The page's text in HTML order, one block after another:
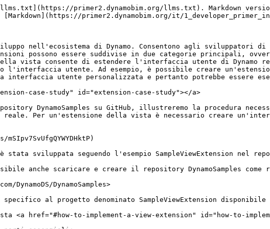
`SampleViewExtension`.

![Creare una nuova libreria di classi.](/files/jNQZ1iPhMJzdfEBzlXPe)

![Configurazione di un nuovo progetto](/files/HrMNK7N728xPGYFjnA3S)

> 1. Creare un nuovo progetto selezionando `File > New > Project`.
> 2. Selezionare `Class Library`.
> 3. Assegnare al progetto il nome `SampleViewExtension`.
> 4. Selezionare `Ok`.

In questo progetto, avremo bisogno di due classi. Una classe implementerà `IViewExtension` e un'altra che implementerà `NotificationObject.` `IViewExtension` conterrà tutte le informazioni su come l'estensione verrà distribuita, caricata, utilizzata come riferimento ed eliminata. `NotificationObject` fornirà notifiche per le modifiche in Dynamo e `IDisposable`. Quando si verifica una modifica, il conteggio verrà aggiornato di conseguenza.

![File di classe dell'estensione della vista](/files/89wn8s1i5fMdusRwvest)

> 1. Un file di classe denominato `SampleViewExtension.cs` che implementerà `IViewExtension`
> 2. Un file di classe denominato `SampleWindowViewMode.cs` che implementerà `NotificationObject`

Per utilizzare `IViewExtension`, è necessario il pacchetto NuGet WpfUILibrary. L'installazione di questo pacchetto comporta l'installazione automatica dei pacchetti Core, Services e ZeroTouchLibrary.

![Pacchetti dell'estensione della vista](/files/6vTWtSLMYloe6Ee9kN5O)

> 1. Selezionare WpfUILibrary.
> 2. Selezionare `Install` per installare tutti i pacchetti dipendenti.

**2. Implementazione della classe IViewExtension**

Dalla classe `IViewExtension` determineremo cosa succede quando Dynamo viene avviato, quando l'estensione viene caricata e quando Dynamo viene chiuso. Nel file della classe `SampleViewExtension.cs`, aggiungere il seguente codice:

```
using System;
using System.Windows;
using System.Windows.Controls;
using Dynamo.Wpf.Extensions;

namespace SampleViewExtension
{

    public class SampleViewExtension : IViewExtension
    {
        private MenuItem sampleMenuItem;

        public void Dispose()
        {
        }

        public void Startup(ViewStartupParams p)
        {
        }

        public void Loaded(ViewLoadedParams p)
        {
            // Save a reference to your loaded parameters.
            // You'll need these later when you want to use
            // the supplied workspaces

            sampleMenuItem = new MenuItem {Header = "Show View Extension Sample Window"};
            sampleMenuItem.Click += (sender, args) =>
            {
                var viewModel = new SampleWindowViewModel(p);
                var window = new SampleWindow
                {
                    // Set the data context for the main grid in the window.
                    MainGrid = { DataContext = viewModel },

                    // Set the owner of the window to the Dynamo window.
                    Owner = p.DynamoWindow
                };

                window.Left = window.Owner.Left + 400;
                window.Top = window.Owner.Top + 200;

                // Show a modeless window.
                window.Show();
            };
            p.AddExtensionMenuItem(sampleMenuItem);
        }

        public void Shutdown()
        {
        }

        public string UniqueId
        {
            get
            {
                return Guid.NewGuid().ToString();
            }  
        } 

        public string Name
        {
            get
            {
                return "Sample View Extension";
            }
        } 

    }
}
```

La classe `SampleViewExtension` crea una voce di menu selezionabile per aprire la finestra e collegarla al modello di vista e alla finestra.

* La classe `public class SampleViewExtension : IViewExtension` `SampleViewExtension` ereditata dall'interfaccia `IViewExtension` fornisce tutto ciò che è necessario per creare la voce di menu.
* `sampleMenuItem = new MenuItem { Header = "Show View Extension Sample Window" };` crea un elemento MenuItem e lo